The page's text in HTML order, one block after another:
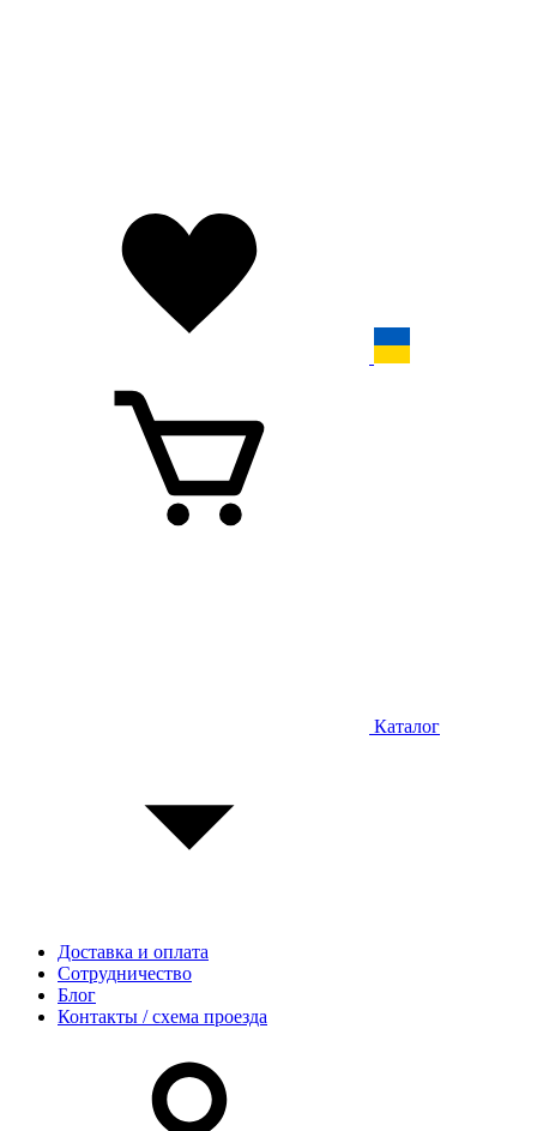
Каталог
Доставка и оплата
Сотрудничество
Блог
Контакты / схема проезда